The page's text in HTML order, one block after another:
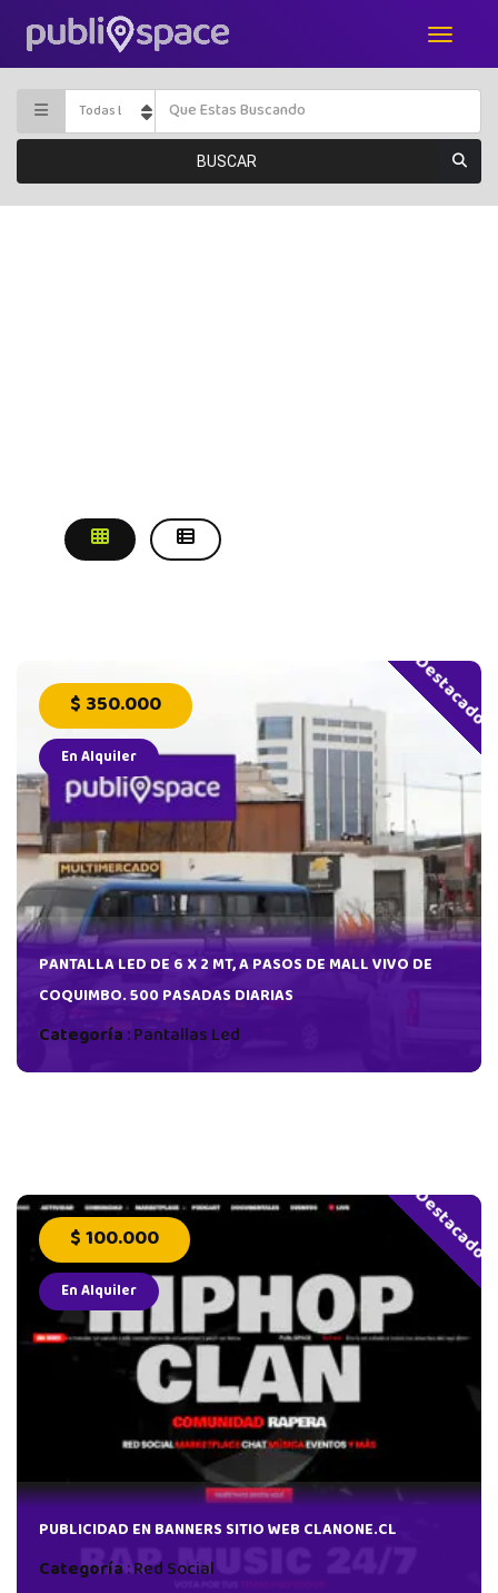
BUSCAR
Destacado
$ 350.000
En Alquiler
PANTALLA LED DE 6 X 2 MT, A PASOS DE MALL VIVO DE
COQUIMBO. 500 PASADAS DIARIAS
Categoría:Pantallas Led
Destacado
$ 100.000
En Alquiler
PUBLICIDAD EN BANNERS SITIO WEB CLANONE.CL
Categoría:Red Social